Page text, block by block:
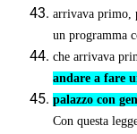
arrivava primo,
un programma
che arrivava
andare a fare
palazzo con
Con questa